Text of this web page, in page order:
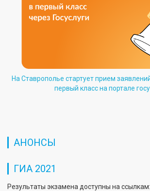
На Ставрополье стартует прием
первый класс на портале
АНОНСЫ
ГИА 2021
Результаты экзамена доступны на ссылкам: